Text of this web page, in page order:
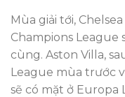
Mùa giải tới,
Champions League
cùng. Aston Villa,
League mùa trước
sẽ có mặt ở Europa